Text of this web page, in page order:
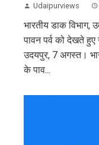
Udaipurviews
भारतीय डाक विभाग,
पावन पर्व को देखते हुए
उदयपुर, 7 अगस्त।
के पाव...